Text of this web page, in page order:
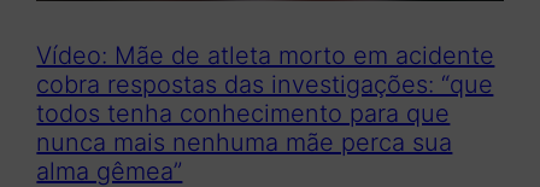
Vídeo: Mãe de atleta morto em acidente
cobra respostas das investigações: “que
todos tenha conhecimento para que
nunca mais nenhuma mãe perca sua
alma gêmea”